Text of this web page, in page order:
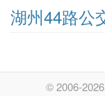
湖州44路公
© 2006-2026